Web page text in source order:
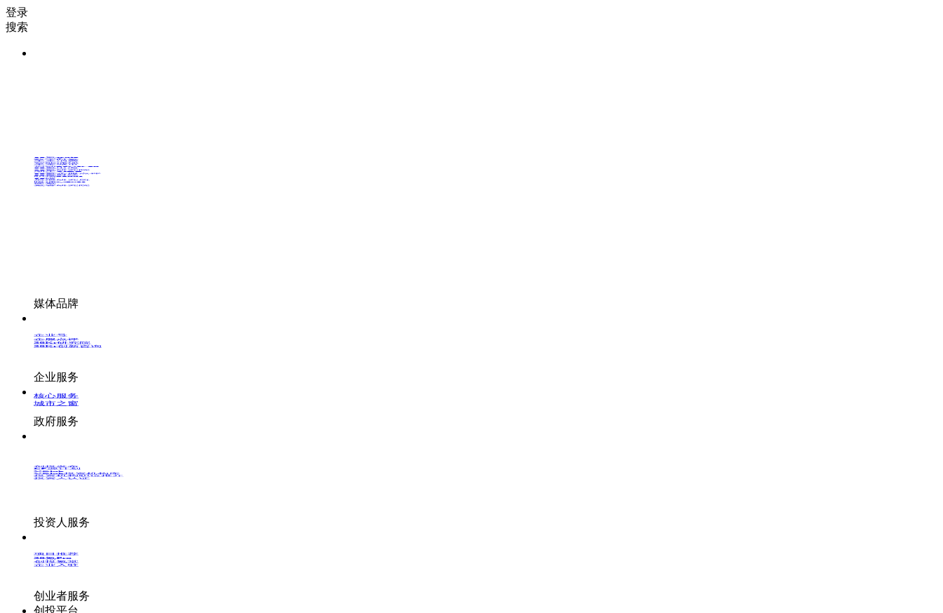
登录
搜索
36氪Auto
未来消费
未来城市
36氪出海
硬氪
媒体品牌
企业号
企服点评
36Kr研究院
36Kr创新咨询
企业服务
核心服务
城市之窗
政府服务
创投发布
LP源计划
VClub
VClub投资机构库
投资机构职位推介
投资人认证
投资人服务
项目推荐
36氪Pro
创投氪堂
企业入驻
创业者服务
创投平台